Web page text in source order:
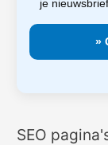
je nieuwsbrief.
SEO